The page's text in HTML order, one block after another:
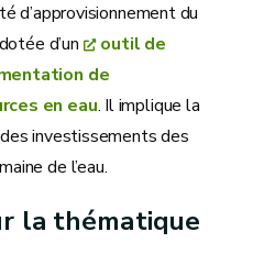
d’approvisionnement du
d’un
outil de
de
en eau. Il implique la
investissements des
de l’eau.
la thématique